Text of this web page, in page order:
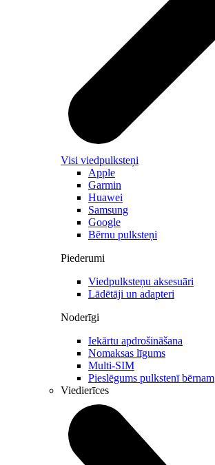
Visi viedpulksteņi
Apple
Garmin
Huawei
Samsung
Google
Bērnu pulksteņi
Piederumi
Viedpulksteņu aksesuāri
Lādētāji un adapteri
Noderīgi
Iekārtu apdrošināšana
Nomaksas līgums
Multi-SIM
Pieslēgums pulkstenī bērnam
Viedierīces